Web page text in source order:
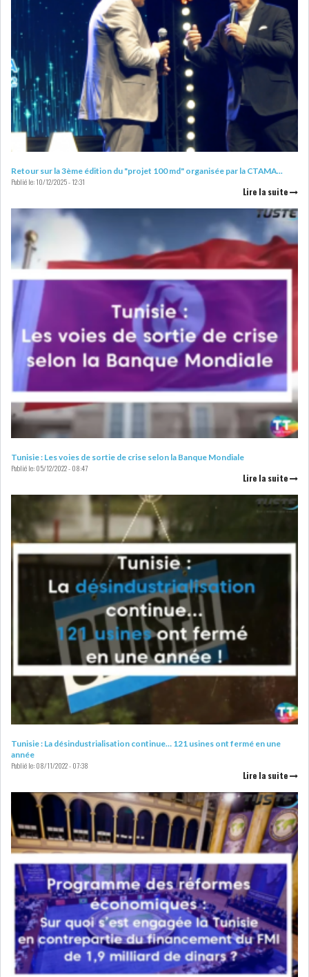
Retour sur la 3ème édition du "projet 100 md" organisée par la CTAMA...
Publié le:10/12/2025 - 12:31
Lire la suite
Tunisie : Les voies de sortie de crise selon la Banque Mondiale
Publié le:05/12/2022 - 08:47
Lire la suite
Tunisie : La désindustrialisation continue… 121 usines ont fermé en une
année
Publié le:08/11/2022 - 07:38
Lire la suite